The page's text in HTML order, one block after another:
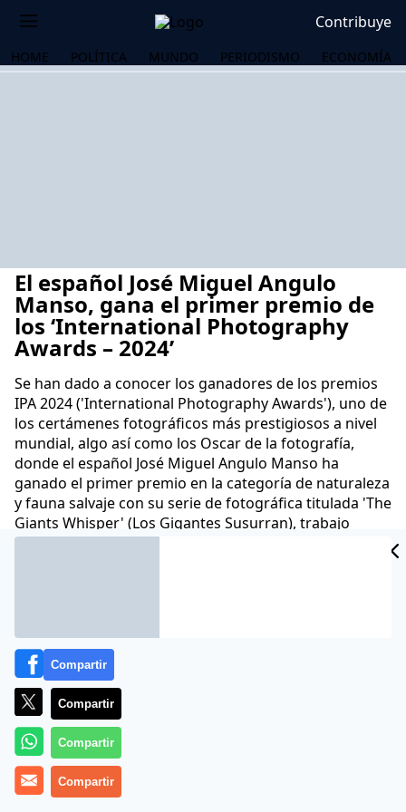
Contribuye
HOME POLÍTICA MUNDO PERIODISMO ECONOMÍA
El español José Miguel Angulo
Manso, gana el primer premio de
los ‘International Photography
Awards – 2024’
Se han dado a conocer los ganadores de los premios
IPA 2024 ('International Photography Awards'), uno de
los certámenes fotográficos más prestigiosos a nivel
mundial, algo así como los Oscar de la fotografía,
donde el español José Miguel Angulo Manso ha
ganado el primer premio en la categoría de naturaleza
y fauna salvaje con su serie de fotográfica titulada 'The
Giants Whisper' (Los Gigantes Susurran), trabajo
realizado en Kenia y Alemania entre 2021 y 2023, y
Compartir
Compartir
Compartir
Compartir